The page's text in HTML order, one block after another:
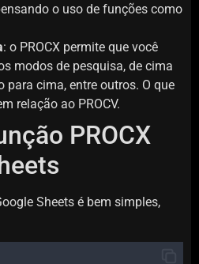
o uso de funções como
: o PROCX permite que você
modos de pesquisa, de cima
para cima, entre outros. O que
relação ao PROCV.
PROCX
Sheets é bem simples,